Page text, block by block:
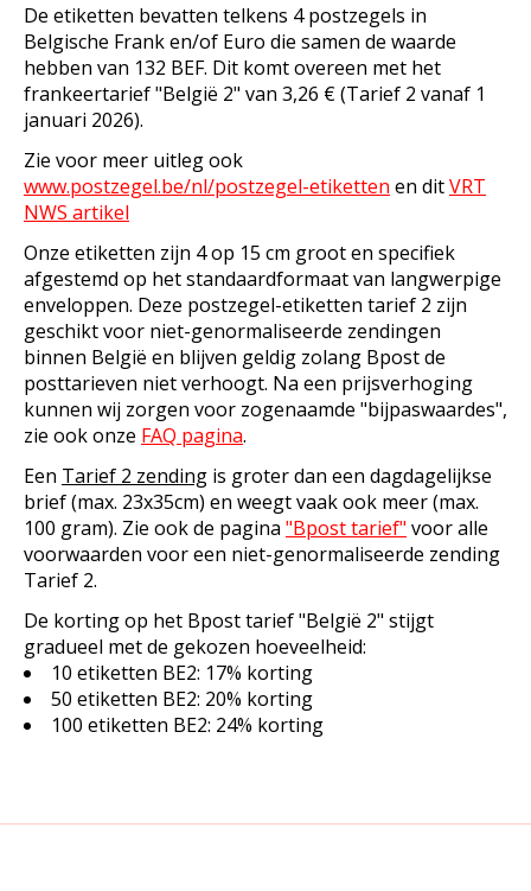
De etiketten bevatten telkens 4 postzegels in
Belgische Frank en/of Euro die samen de waarde
hebben van 132 BEF. Dit komt overeen met het
frankeertarief "België 2" van 3,26 € (Tarief 2 vanaf 1
januari 2026).
Zie voor meer uitleg ook
www.postzegel.be/nl/postzegel-etiketten en ditVRT
NWS artikel
Onze etiketten zijn 4 op 15 cm groot en specifiek
afgestemd op het standaardformaat van langwerpige
enveloppen. Deze postzegel-etiketten tarief 2 zijn
geschikt voor niet-genormaliseerde zendingen
binnen België en blijven geldig zolang Bpost de
posttarieven niet verhoogt. Na een prijsverhoging
kunnen wij zorgen voor zogenaamde "bijpaswaardes",
zie ook onze FAQ pagina.
Een Tarief 2 zending is groter dan een dagdagelijkse
brief (max. 23x35cm) en weegt vaak ook meer (max.
100 gram). Zie ook de pagina "Bpost tarief" voor alle
voorwaarden voor een niet-genormaliseerde zending
Tarief 2.
De korting op het Bpost tarief "België 2" stijgt
gradueel met de gekozen hoeveelheid:
10 etiketten BE2: 17% korting
50 etiketten BE2: 20% korting
100 etiketten BE2: 24% korting